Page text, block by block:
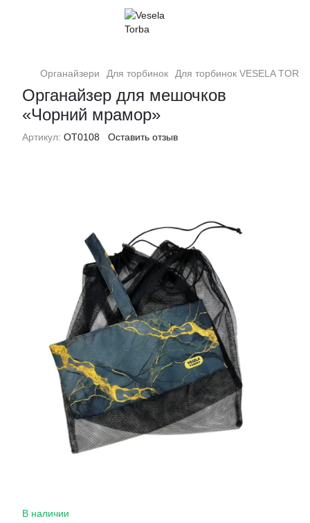
Органайзери Для торбинок Для торбинок VESELA
Органайзер для мешочков
«Чорний мрамор»
Артикул: ОТ0108 Оставить отзыв
В наличии